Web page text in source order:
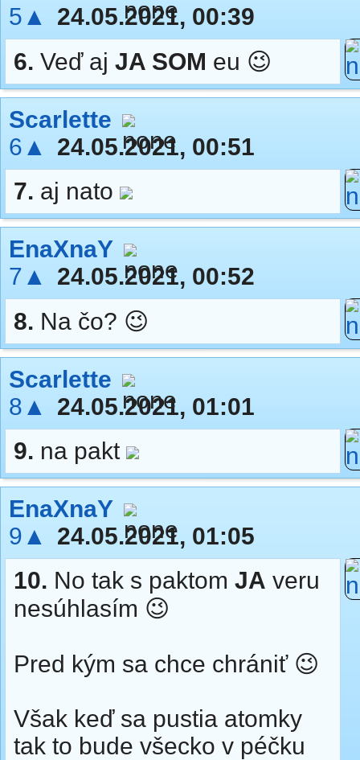
5▲
24.05.2021, 00:39
6. Veď aj JA SOM eu 😉
Scarlette
6▲
24.05.2021, 00:51
7. aj nato
EnaXnaY
7▲
24.05.2021, 00:52
8. Na čo? 😉
Scarlette
8▲
24.05.2021, 01:01
9. na pakt
EnaXnaY
9▲
24.05.2021, 01:05
10. No tak s paktom JA veru
nesúhlasím 😉
Pred kým sa chce chrániť 😉
Však keď sa pustia atomky
tak to bude všecko v péčku